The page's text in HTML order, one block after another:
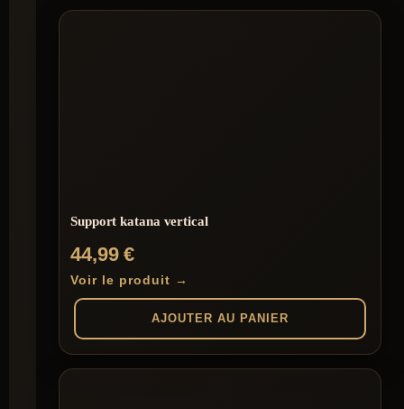
récent
Support katana vertical
44,99€
Voir le produit →
AJOUTER AU PANIER